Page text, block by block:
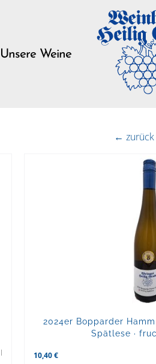
Unsere Weine
← zurück
l
2024er Bopparder Hamm
Spätlese ·
10,40 €